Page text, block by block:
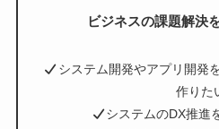
ビジネスの課題解決
システム開発やアプリ開発
作りた
システムのDX推進